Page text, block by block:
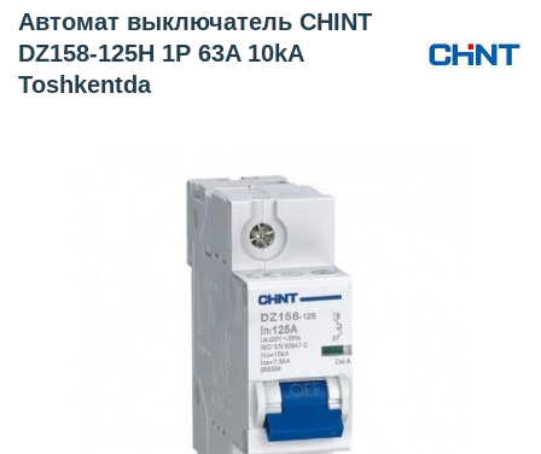
Автомат выключатель CHINT
DZ158-125H 1P 63A 10kA
Toshkentda